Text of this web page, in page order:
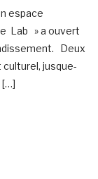
espace
Lab » a ouvert
Deux
jusque-
[…]